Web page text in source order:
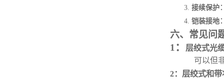
3. 接续保护
4. 铠装接地
六、常见问
1 ：
层绞式光
可以但
2：层绞式和